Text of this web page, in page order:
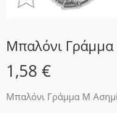
Μπαλόνι
1,58 €
Μπαλόνι Γράμμα M